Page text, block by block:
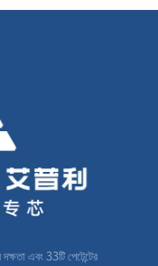
এবং 33টি পেটেন্টের